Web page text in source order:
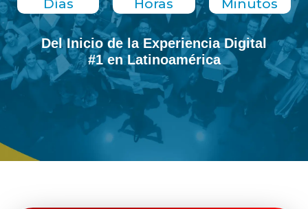
Días Horas Minutos
Del Inicio de la Experiencia Digital
#1 en Latinoamérica